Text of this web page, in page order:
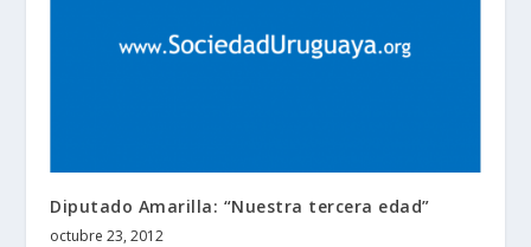
Diputado Amarilla: “Nuestra tercera edad”
octubre 23, 2012